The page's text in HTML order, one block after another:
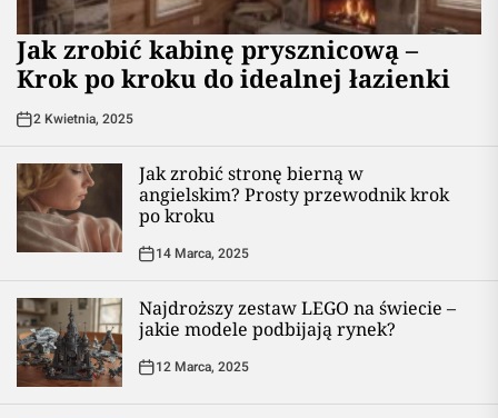
Jak zrobić kabinę prysznicową –
Krok po kroku do idealnej łazienki
2 Kwietnia, 2025
Jak zrobić stronę bierną w
angielskim? Prosty przewodnik krok
po kroku
14 Marca, 2025
Najdroższy zestaw LEGO na świecie –
jakie modele podbijają rynek?
12 Marca, 2025